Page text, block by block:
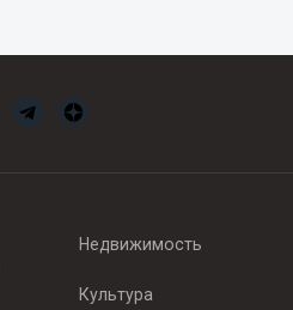
Недвижимость
Культура